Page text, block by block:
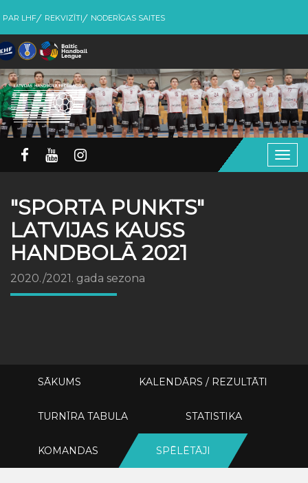
PAR LHF REKVIZĪTI NODERĪGAS SAITES
"SPORTA PUNKTS"
LATVIJAS KAUSS
HANDBOLĀ 2021
2020./2021. gada sezona
SĀKUMS KALENDĀRS / REZULTĀTI
TURNĪRA TABULA STATISTIKA
KOMANDAS SPĒLĒTĀJI